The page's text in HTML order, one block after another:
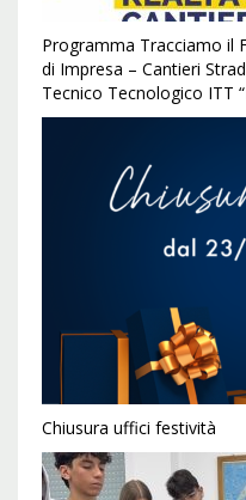
Programma Tracciamo il
di Impresa – Cantieri
Tecnico Tecnologico ITT
Chiusura uffici festività